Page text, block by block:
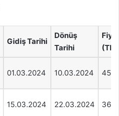
Gidiş Tarihi
Dönüş
Tarihi
(TL)
01.03.2024 10.03.2024
15.03.2024 22.03.2024